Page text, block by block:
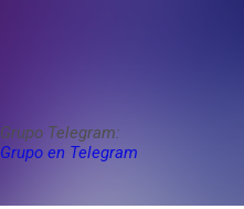
Grupo Telegram: